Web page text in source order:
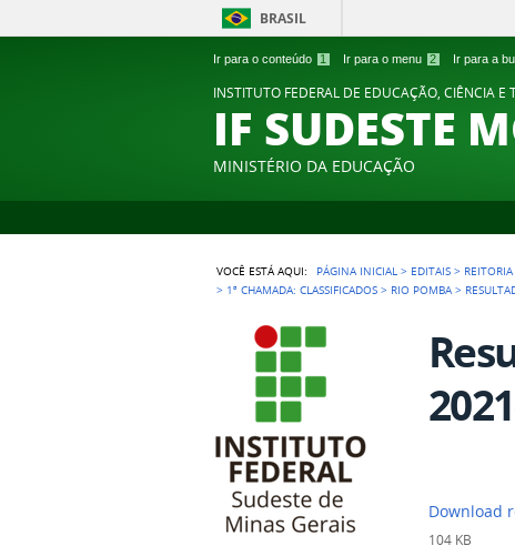
Ir para o conteúdo 1 Ir para o menu 2 Ir para a
BRASIL
INSTITUTO FEDERAL DE EDUCAÇÃO, CIÊNCIA
IF SUDESTE
MINISTÉRIO DA EDUCAÇÃO
VOCÊ ESTÁ AQUI: PÁGINA INICIAL > EDITAIS > REITORIA
> 1ª CHAMADA: CLASSIFICADOS > RIO POMBA >
Download
104 KB